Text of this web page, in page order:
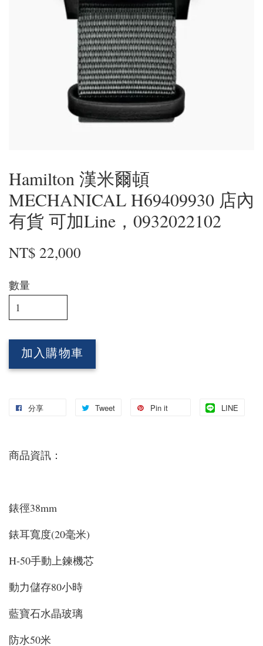
Hamilton 漢米爾頓
MECHANICAL H69409930 店內
有貨 可加Line，0932022102
NT$ 22,000
數量
加入購物車
分享 Tweet Pin it LINE
商品資訊：
錶徑38mm
錶耳寬度(20毫米)
H-50手動上鍊機芯
動力儲存80小時
藍寶石水晶玻璃
防水50米